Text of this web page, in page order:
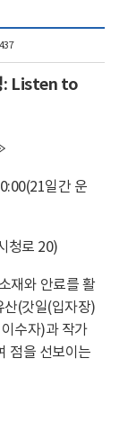
437
: Listen to
일간 운
청로 20)
재와 안료를 활
산(갓일(입자장)
수자)과 작가
점을 선보이는